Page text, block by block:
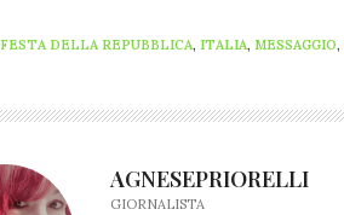
FESTA DELLA REPUBBLICA, ITALIA, MESSAGGIO,
AGNESEPRIORELLI
GIORNALISTA